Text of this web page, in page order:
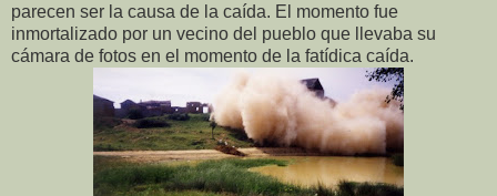
parecen ser la causa de la caída. El momento fue
inmortalizado por un vecino del pueblo que llevaba su
cámara de fotos en el momento de la fatídica caída.